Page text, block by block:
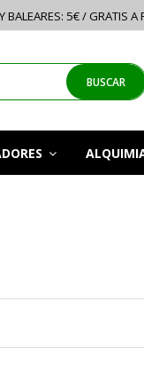
5€ / GRATIS A
BUSCAR